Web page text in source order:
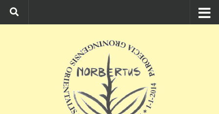
Ga naar de inhoud